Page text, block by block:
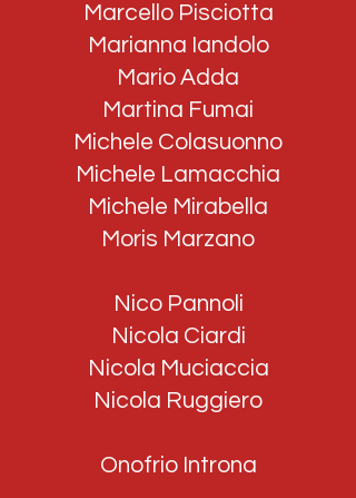
Marcello Pisciotta
Marianna Iandolo
Mario Adda
Martina Fumai
Michele Colasuonno
Michele Lamacchia
Michele Mirabella
Moris Marzano
Nico Pannoli
Nicola Ciardi
Nicola Muciaccia
Nicola Ruggiero
Onofrio Introna